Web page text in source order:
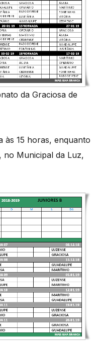
da Graciosa de
às 15 horas, enquanto
Municipal da Luz,